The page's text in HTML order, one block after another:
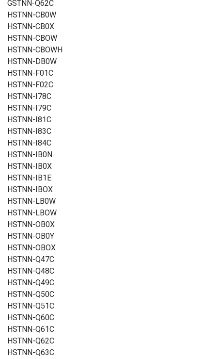
GSTNN-Q62C
HSTNN-CB0W
HSTNN-CB0X
HSTNN-CBOW
HSTNN-CBOWH
HSTNN-DB0W
HSTNN-F01C
HSTNN-F02C
HSTNN-I78C
HSTNN-I79C
HSTNN-I81C
HSTNN-I83C
HSTNN-I84C
HSTNN-IB0N
HSTNN-IB0X
HSTNN-IB1E
HSTNN-IBOX
HSTNN-LB0W
HSTNN-LBOW
HSTNN-OB0X
HSTNN-OB0Y
HSTNN-OBOX
HSTNN-Q47C
HSTNN-Q48C
HSTNN-Q49C
HSTNN-Q50C
HSTNN-Q51C
HSTNN-Q60C
HSTNN-Q61C
HSTNN-Q62C
HSTNN-Q63C